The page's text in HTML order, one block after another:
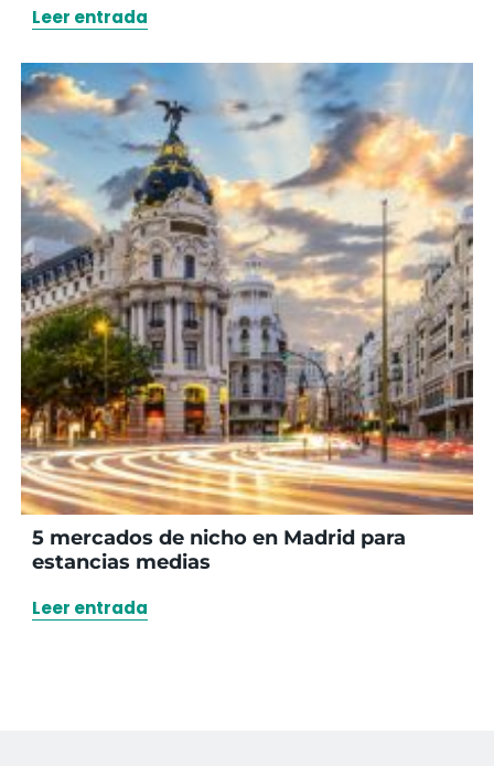
Leer entrada
5 mercados de nicho en Madrid para
estancias medias
Leer entrada